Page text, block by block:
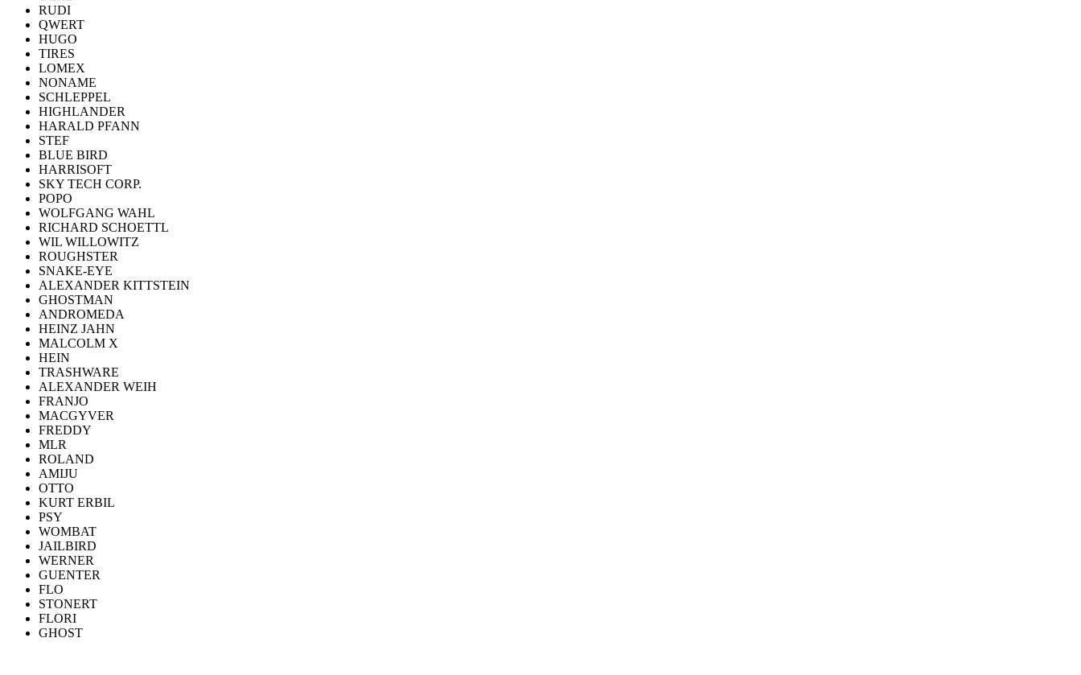
RUDI
QWERT
HUGO
TIRES
LOMEX
NONAME
SCHLEPPEL
HIGHLANDER
HARALD PFANN
STEF
BLUE BIRD
HARRISOFT
SKY TECH CORP.
POPO
WOLFGANG WAHL
RICHARD SCHOETTL
WIL WILLOWITZ
ROUGHSTER
SNAKE-EYE
ALEXANDER KITTSTEIN
GHOSTMAN
ANDROMEDA
HEINZ JAHN
MALCOLM X
HEIN
TRASHWARE
ALEXANDER WEIH
FRANJO
MACGYVER
FREDDY
MLR
ROLAND
AMIJU
OTTO
KURT ERBIL
PSY
WOMBAT
JAILBIRD
WERNER
GUENTER
FLO
STONERT
FLORI
GHOST